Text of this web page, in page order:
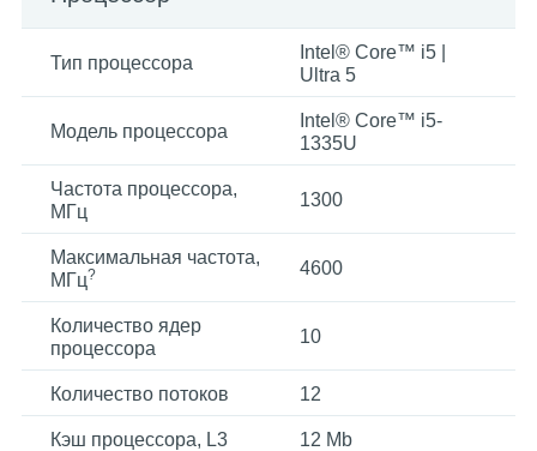
Тип процессора
Intel® Core™ i5 |
Ultra 5
Модель процессора
Intel® Core™ i5-
1335U
Частота процессора,
МГц
1300
Максимальная частота,
МГц? 4600
Количество ядер
процессора
10
Количество потоков 12
Кэш процессора, L3 12 Mb